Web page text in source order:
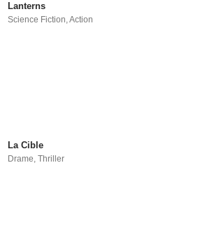
Lanterns
Science Fiction,Action
La Cible
Drame ,Thriller